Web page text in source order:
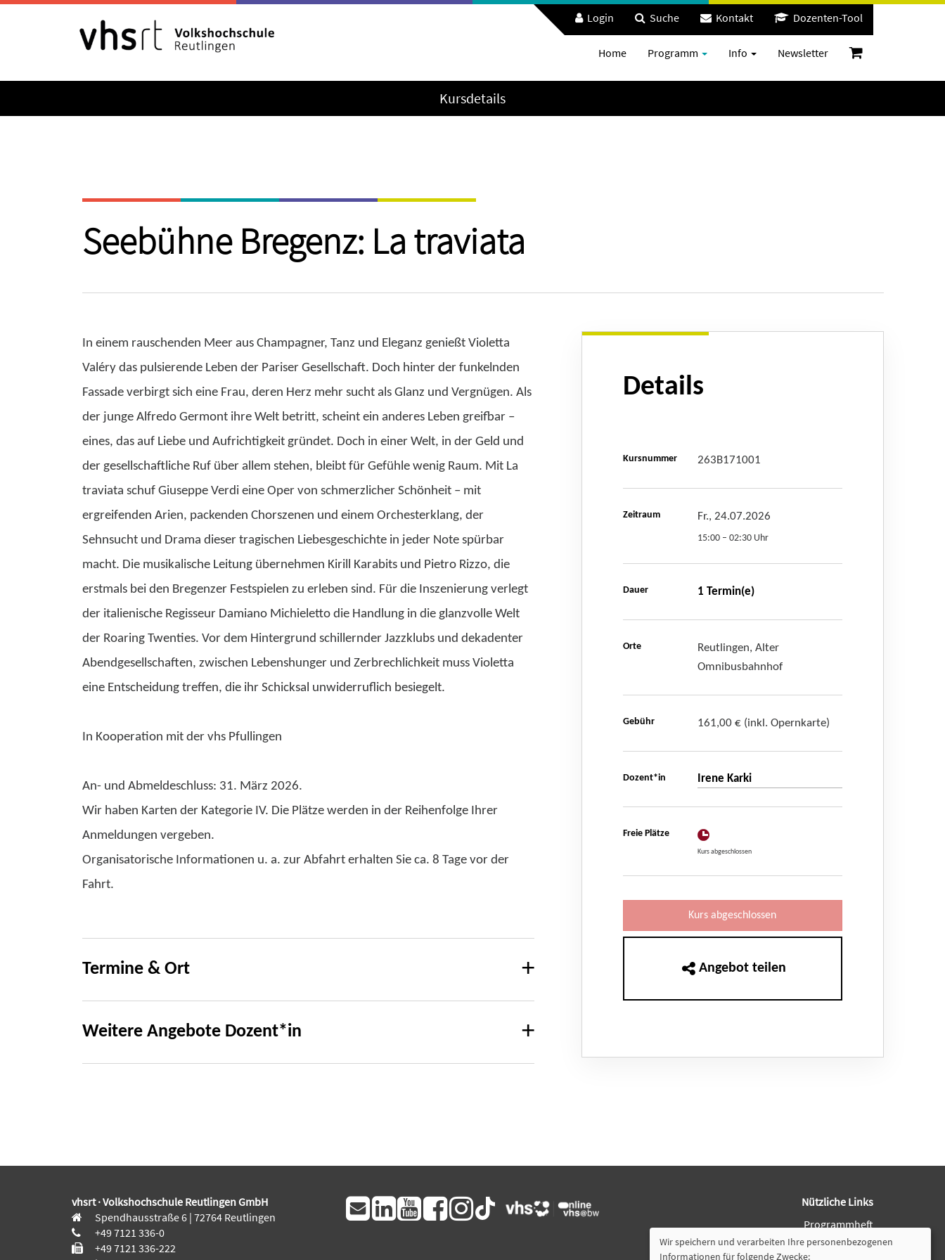
Login Suche Kontakt Dozenten-Tool
Home Programm Info Newsletter
Kursdetails
Seebühne Bregenz: La traviata
Details
Kursnummer 263B171001
Zeitraum Fr., 24.07.2026
15:00 – 02:30 Uhr
Dauer 1 Termin(e)
Orte
Reutlingen, Alter
Omnibusbahnhof
Gebühr 161,00 € (inkl. Opernkarte)
Dozent*in Irene Karki
Freie Plätze
Kurs abgeschlossen
Kurs abgeschlossen
Angebot teilen
In einem rauschenden Meer aus Champagner, Tanz und Eleganz genießt Violetta
Valéry das pulsierende Leben der Pariser Gesellschaft. Doch hinter der funkelnden
Fassade verbirgt sich eine Frau, deren Herz mehr sucht als Glanz und Vergnügen. Als
der junge Alfredo Germont ihre Welt betritt, scheint ein anderes Leben greifbar –
eines, das auf Liebe und Aufrichtigkeit gründet. Doch in einer Welt, in der Geld und
der gesellschaftliche Ruf über allem stehen, bleibt für Gefühle wenig Raum. Mit La
traviata schuf Giuseppe Verdi eine Oper von schmerzlicher Schönheit – mit
ergreifenden Arien, packenden Chorszenen und einem Orchesterklang, der
Sehnsucht und Drama dieser tragischen Liebesgeschichte in jeder Note spürbar
macht. Die musikalische Leitung übernehmen Kirill Karabits und Pietro Rizzo, die
erstmals bei den Bregenzer Festspielen zu erleben sind. Für die Inszenierung verlegt
der italienische Regisseur Damiano Michieletto die Handlung in die glanzvolle Welt
der Roaring Twenties. Vor dem Hintergrund schillernder Jazzklubs und dekadenter
Abendgesellschaften, zwischen Lebenshunger und Zerbrechlichkeit muss Violetta
eine Entscheidung treffen, die ihr Schicksal unwiderruflich besiegelt.
In Kooperation mit der vhs Pfullingen
An- und Abmeldeschluss: 31. März 2026.
Wir haben Karten der Kategorie IV. Die Plätze werden in der Reihenfolge Ihrer
Anmeldungen vergeben.
Organisatorische Informationen u. a. zur Abfahrt erhalten Sie ca. 8 Tage vor der
Fahrt.
Termine & Ort
Weitere Angebote Dozent*in
vhsrt · Volkshochschule Reutlingen GmbH
Spendhausstraße 6 | 72764 Reutlingen
+49 7121 336-0
+49 7121 336-222
Nützliche Links
Programmheft
Downloads
Öffnungszeiten
Wir speichern und verarbeiten Ihre personenbezogenen
Informationen für folgende Zwecke: